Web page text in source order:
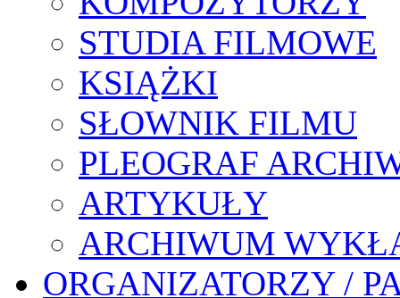
STUDIA FILMOWE
KSIĄŻKI
SŁOWNIK FILMU
PLEOGRAF
ARTYKUŁY
ARCHIWUM
ORGANIZATORZY /